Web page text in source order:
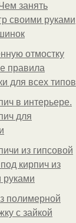
занять
своими руками
отмостку
правила
для всех типов
в интерьере.
для
из гипсовой
кирпич из
руками
полимерной
с зайкой